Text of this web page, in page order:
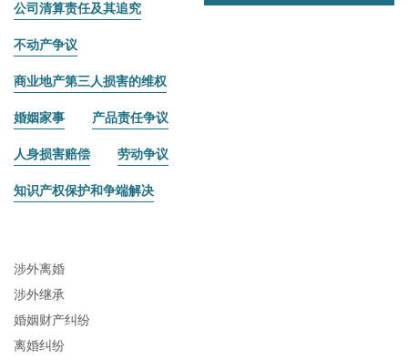
公司清算责任及其追究
不动产争议
商业地产第三人损害的维权
婚姻家事 产品责任争议
人身损害赔偿 劳动争议
知识产权保护和争端解决
涉外离婚
涉外继承
婚姻财产纠纷
离婚纠纷